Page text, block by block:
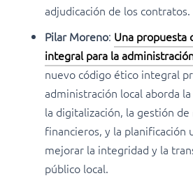
adjudicación de los contratos.
Pilar Moreno: Una propuesta
integral para la
nuevo código ético integral
administración local aborda
la digitalización, la gestión
financieros, y la planificación
mejorar la integridad y la
público local.